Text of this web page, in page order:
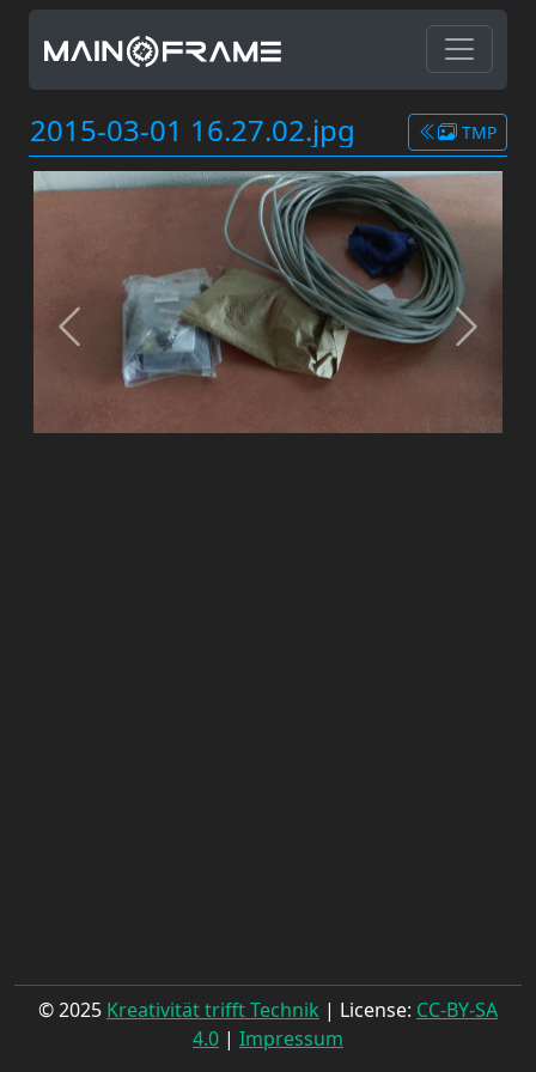
2015-03-01 16.27.02.jpg TMP
© 2025 Kreativität trifft Technik | License: CC-BY-SA
4.0 | Impressum